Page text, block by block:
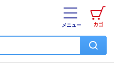
カゴ
メニュー